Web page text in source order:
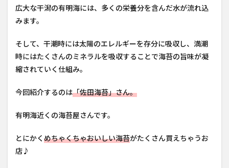
広大な干潟の有明海には、多くの栄養分を含んだ水が流れ込
みます。
そして、干潮時には太陽のエレルギーを存分に吸収し、満潮
時にはたくさんのミネラルを吸収することで海苔の旨味が凝
縮されていく仕組み。
今回紹介するのは「佐田海苔」さん。
有明海近くの海苔屋さんです。
とにかく めちゃくちゃおいしい海苔がたくさん買えちゃうお
店♪